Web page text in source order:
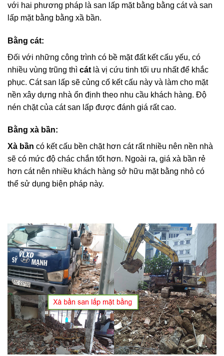
với hai phương pháp là san lấp mặt bằng bằng cát và san
lấp mặt bằng bằng xầ bần.
Bằng cát:
Đối với những công trình có bề mặt đất kết cấu yếu, có
nhiều vùng trũng thì cát là vị cứu tinh tối ưu nhất để khắc
phục. Cát san lấp sẽ củng cố kết cấu này và làm cho mặt
nền xây dựng nhà ổn định theo nhu cầu khách hàng. Độ
nén chặt của cát san lấp được đánh giá rất cao.
Bằng xà bần:
Xà bần có kết cấu bền chặt hơn cát rất nhiều nên nền nhà
sẽ có mức độ chác chắn tốt hơn. Ngoài ra, giá xà bần rẻ
hơn cát nên nhiều khách hàng sở hữu mặt bằng nhỏ có
thể sử dụng biện pháp này.